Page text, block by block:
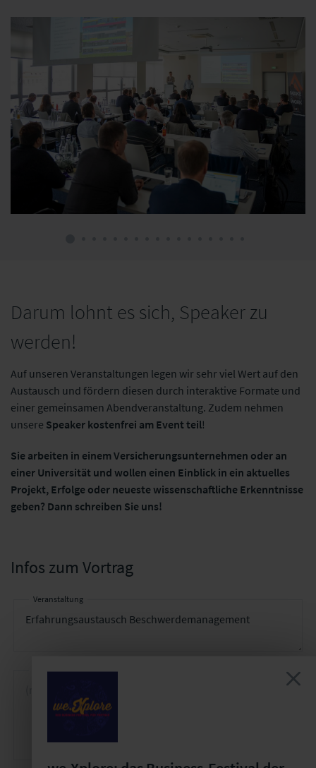
Darum lohnt es sich, Speaker zu
werden!
Auf unseren Veranstaltungen legen wir sehr viel Wert auf den
Austausch und fördern diesen durch interaktive Formate und
einer gemeinsamen Abendveranstaltung. Zudem nehmen
unsere Speaker kostenfrei am Event teil!
Sie arbeiten in einem Versicherungsunternehmen oder an
einer Universität und wollen einen Einblick in ein aktuelles
Projekt, Erfolge oder neueste wissenschaftliche Erkenntnisse
geben? Dann schreiben Sie uns!
Infos zum Vortrag
Veranstaltung
Vortragsthema *